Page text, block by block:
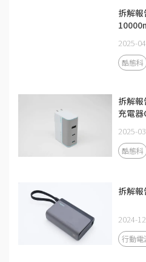
拆解
2025-
酷態科
拆解
充電器
2025-
酷態科
拆解
2024-
行動電